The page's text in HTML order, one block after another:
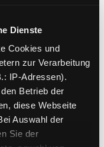
Dienste
Cookies und
zur Verarbeitung
IP-Adressen).
Betrieb der
diese Webseite
Auswahl der
Sie der
Suche nach
Westermann
LÜK